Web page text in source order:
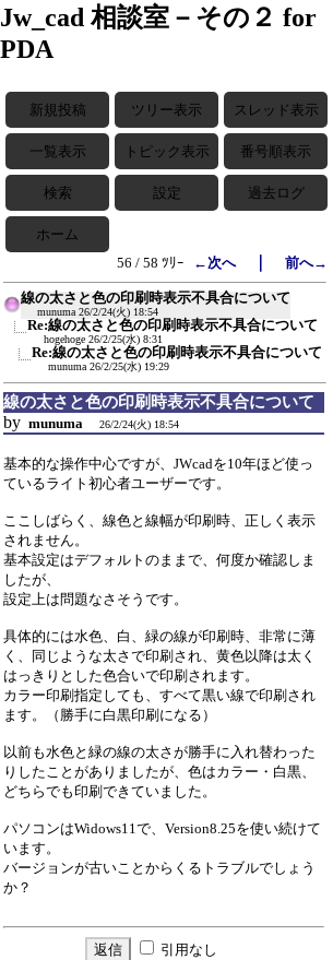
Jw_cad 相談室－その２ for
PDA
新規投稿 ツリー表示 スレッド表示
一覧表示 トピック表示 番号順表示
検索 設定 過去ログ
ホーム
56 / 58 ﾂﾘｰ
←次へ｜ 前へ→
線の太さと色の印刷時表示不具合について
munuma 26/2/24(火) 18:54
Re:線の太さと色の印刷時表示不具合について
hogehoge 26/2/25(水) 8:31
Re:線の太さと色の印刷時表示不具合について
munuma 26/2/25(水) 19:29
線の太さと色の印刷時表示不具合について
by munuma 26/2/24(火) 18:54
基本的な操作中心ですが、JWcadを10年ほど使っ
ているライト初心者ユーザーです。
ここしばらく、線色と線幅が印刷時、正しく表示
されません。
基本設定はデフォルトのままで、何度か確認しま
したが、
設定上は問題なさそうです。
具体的には水色、白、緑の線が印刷時、非常に薄
く、同じような太さで印刷され、黄色以降は太く
はっきりとした色合いで印刷されます。
カラー印刷指定しても、すべて黒い線で印刷され
ます。（勝手に白黒印刷になる）
以前も水色と緑の線の太さが勝手に入れ替わった
りしたことがありましたが、色はカラー・白黒、
どちらでも印刷できていました。
パソコンはWidows11で、Version8.25を使い続けて
います。
バージョンが古いことからくるトラブルでしょう
か？
引用なし